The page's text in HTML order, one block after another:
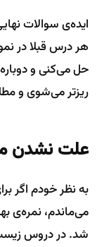
هر درس قبلا در
حل می‌کنی و
ریزتر می‌شوی و
علت نشدن
به نظر خودم اگر